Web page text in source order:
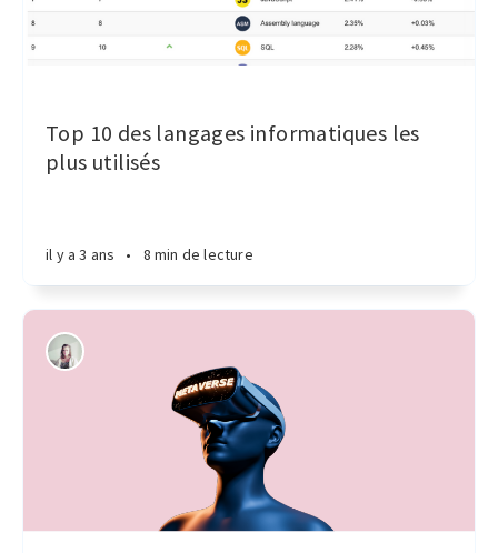
Top 10 des langages informatiques les
plus utilisés
il y a 3 ans • 8 min de lecture